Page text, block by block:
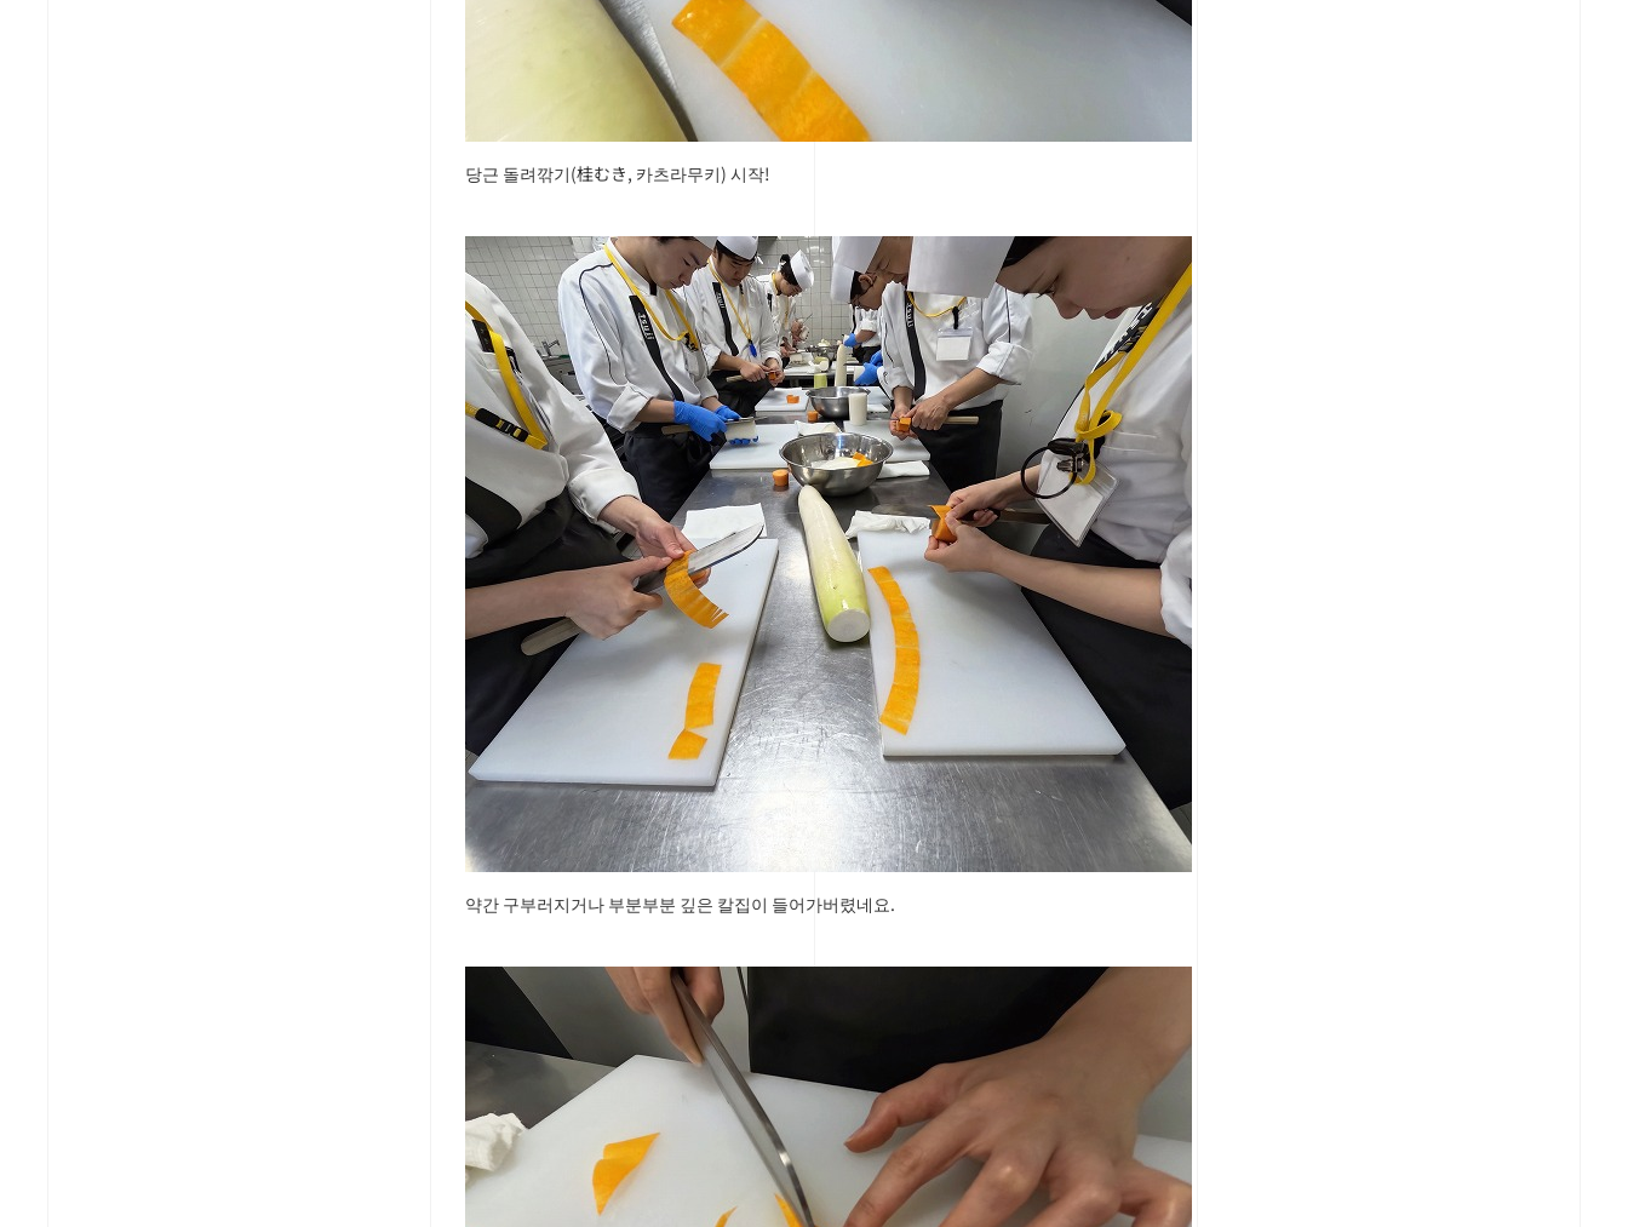
당근 돌려깎기(桂むき, 카츠라무키) 시작!
약간 구부러지거나 부분부분 깊은 칼집이 들어가버렸네요.